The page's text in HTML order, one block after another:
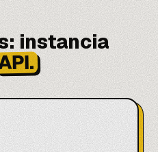
instancia